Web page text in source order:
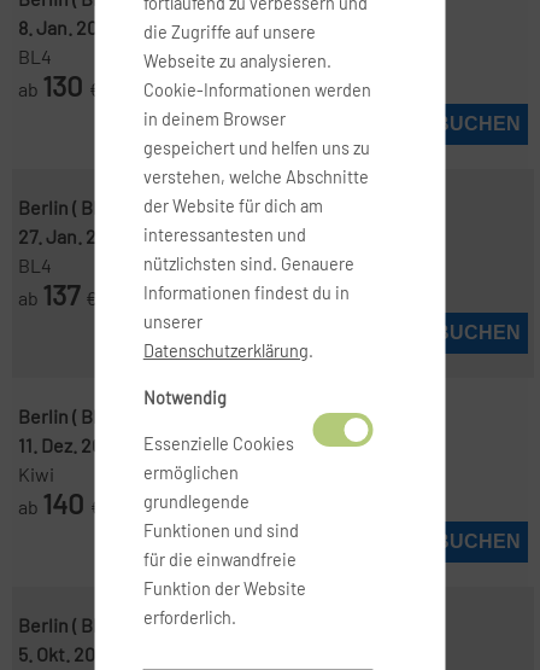
8. Jan. 2027
11. Jan. 2027
BL4
ab 130 €
JETZT BUCHEN
Berlin ( BER )
Madrid ( MAD )
27. Jan. 2027
31. Jan. 2027
BL4
ab 137 €
JETZT BUCHEN
Berlin ( BER )
Madrid ( MAD )
11. Dez. 2026
14. Dez. 2026
Kiwi
ab 140 €
JETZT BUCHEN
Berlin ( BER )
Madrid ( MAD )
5. Okt. 2026
die Zugriffe auf unsere
Webseite zu analysieren.
Cookie-Informationen werden
in deinem Browser
gespeichert und helfen uns zu
verstehen, welche Abschnitte
der Website für dich am
interessantesten und
nützlichsten sind. Genauere
Informationen findest du in
unserer
Datenschutzerklärung.
Notwendig
Essenzielle Cookies
ermöglichen
grundlegende
Funktionen und sind
für die einwandfreie
Funktion der Website
erforderlich.